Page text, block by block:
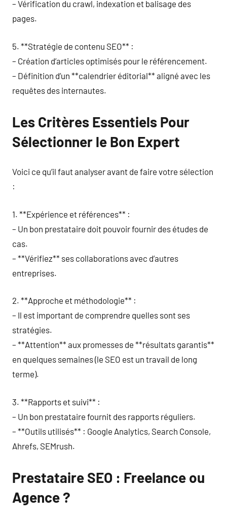
– Vérification du crawl, indexation et balisage des
pages.
5. **Stratégie de contenu SEO** :
– Création d’articles optimisés pour le référencement.
– Définition d’un **calendrier éditorial** aligné avec les
requêtes des internautes.
Les Critères Essentiels Pour
Sélectionner le Bon Expert
Voici ce qu’il faut analyser avant de faire votre sélection
:
1. **Expérience et références** :
– Un bon prestataire doit pouvoir fournir des études de
cas.
– **Vérifiez** ses collaborations avec d’autres
entreprises.
2. **Approche et méthodologie** :
– Il est important de comprendre quelles sont ses
stratégies.
– **Attention** aux promesses de **résultats garantis**
en quelques semaines (le SEO est un travail de long
terme).
3. **Rapports et suivi** :
– Un bon prestataire fournit des rapports réguliers.
– **Outils utilisés** : Google Analytics, Search Console,
Ahrefs, SEMrush.
Prestataire SEO : Freelance ou
Agence ?